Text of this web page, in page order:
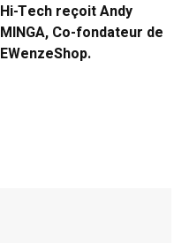
Hi-Tech reçoit Andy
MINGA, Co-fondateur de
EWenzeShop.